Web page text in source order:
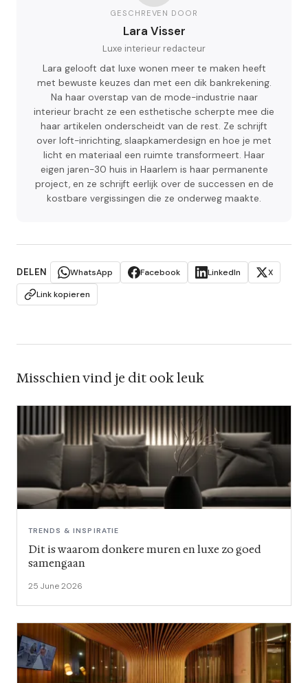
GESCHREVEN DOOR
Lara Visser
Luxe interieur redacteur
Lara gelooft dat luxe wonen meer te maken heeft
met bewuste keuzes dan met een dik bankrekening.
Na haar overstap van de mode-industrie naar
interieur bracht ze een esthetische scherpte mee die
haar artikelen onderscheidt van de rest. Ze schrijft
over loft-inrichting, slaapkamerdesign en hoe je met
licht en materiaal een ruimte transformeert. Haar
eigen jaren-30 huis in Haarlem is haar permanente
project, en ze schrijft eerlijk over de successen en de
kostbare vergissingen die ze onderweg maakte.
DELEN WhatsApp Facebook LinkedIn
X
Link kopieren
Misschien vind je dit ook leuk
TRENDS & INSPIRATIE
Dit is waarom donkere muren en luxe zo goed
samengaan
25 June 2026